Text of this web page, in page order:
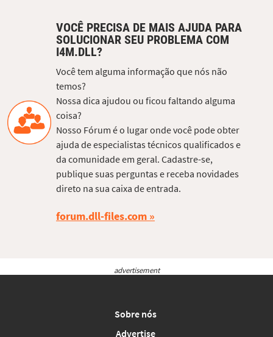
VOCÊ PRECISA DE MAIS AJUDA PARA
SOLUCIONAR SEU PROBLEMA COM
I4M.DLL?
Você tem alguma informação que nós não
temos?
Nossa dica ajudou ou ficou faltando alguma
coisa?
Nosso Fórum é o lugar onde você pode obter
ajuda de especialistas técnicos qualificados e
da comunidade em geral. Cadastre-se,
publique suas perguntas e receba novidades
direto na sua caixa de entrada.
forum.dll-files.com
advertisement
Sobre nós
Advertise